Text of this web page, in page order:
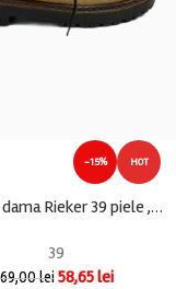
-15% HOT
Pantofi dama Rieker 39 piele , maro
39
69,00lei 58,65lei